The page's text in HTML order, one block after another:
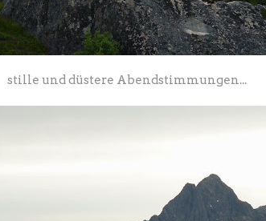
stille und düstere Abendstimmungen...